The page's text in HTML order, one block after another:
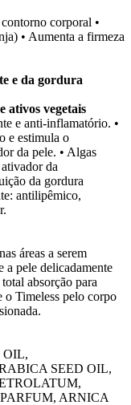
corporal •
• Aumenta a firmeza
e da gordura
ativos vegetais
e anti-inflamatório. •
e estimula o
da pele. • Algas
da
da gordura
antilipêmico,
áreas a serem
a pele delicadamente
absorção para
o Timeless pelo corpo
OIL,
SEED OIL,
ARNICA